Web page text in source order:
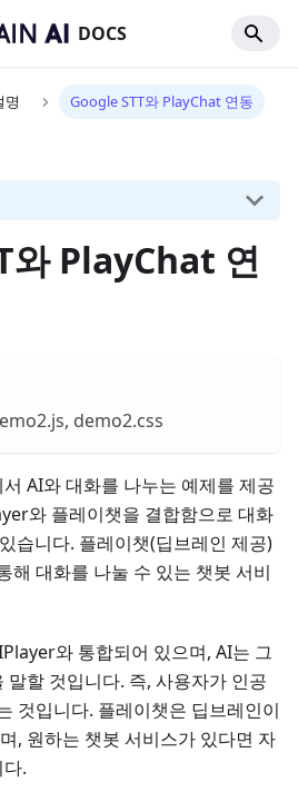
DOCS
명 Google STT와 PlayChat 연동
와 PlayChat 연
demo2.css
AI와 대화를 나누는 예제를 제공
와 플레이챗을 결합함으로 대화
습니다. 플레이챗(딥브레인 제공)
해 대화를 나눌 수 있는 챗봇 서비
와 통합되어 있으며, AI는 그
말할 것입니다. 즉, 사용자가 인공
것입니다. 플레이챗은 딥브레인이
, 원하는 챗봇 서비스가 있다면 자
.